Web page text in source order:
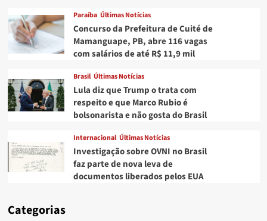
Paraíba Últimas Notícias
Concurso da Prefeitura de Cuité de
Mamanguape, PB, abre 116 vagas
com salários de até R$ 11,9 mil
Brasil Últimas Notícias
Lula diz que Trump o trata com
respeito e que Marco Rubio é
bolsonarista e não gosta do Brasil
Internacional Últimas Notícias
Investigação sobre OVNI no Brasil
faz parte de nova leva de
documentos liberados pelos EUA
Categorias